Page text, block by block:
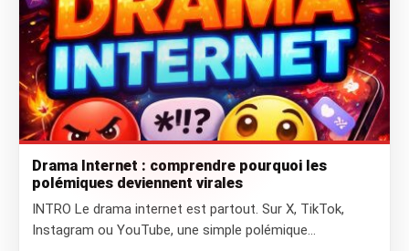
Drama Internet : comprendre pourquoi les
polémiques deviennent virales
INTRO Le drama internet est partout. Sur X, TikTok,
Instagram ou YouTube, une simple polémique…